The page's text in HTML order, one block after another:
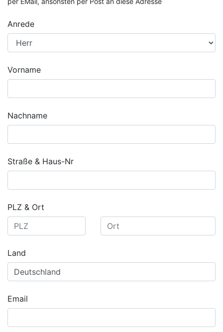
Anrede
Vorname
Nachname
Straße & Haus-Nr
PLZ & Ort
Land
Email